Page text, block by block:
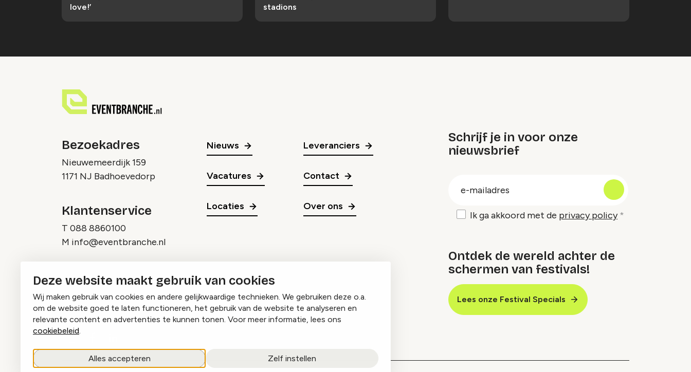
Deze website maakt gebruik van cookies
Wij maken gebruik van cookies en andere gelijkwaardige technieken. We gebruiken deze o.a.
om de website goed te laten functioneren, het gebruik van de website te analyseren en
relevante content en advertenties te kunnen tonen. Voor meer informatie, lees ons
cookiebeleid.
Alles accepteren Zelf instellen
love!’
stadions
Bezoekadres
Nieuwemeerdijk 159
1171 NJ Badhoevedorp
Klantenservice
T 088 8860100
M info@eventbranche.nl
Nieuws
Vacatures
Locaties
Leveranciers
Contact
Over ons
Schrijf je in voor onze
nieuwsbrief
Ik ga akkoord met de privacy policy
Ontdek de wereld achter de
schermen van festivals!
Lees onze Festival Specials